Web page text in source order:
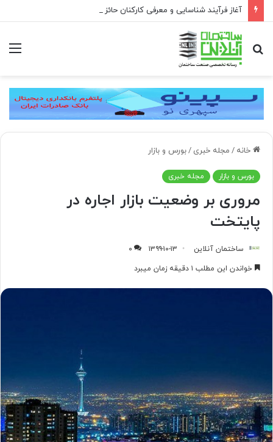
جستجو
برای
خانه / مجله خبری /بورس و بازار
بورس و بازار مجله خبری
مروری بر وضعیت بازار اجاره در
پایتخت
ساختمان آنلاین ۱۳۹۹-۱۰-۱۳
۰
خواندن این مطلب ۱ دقیقه زمان میبرد